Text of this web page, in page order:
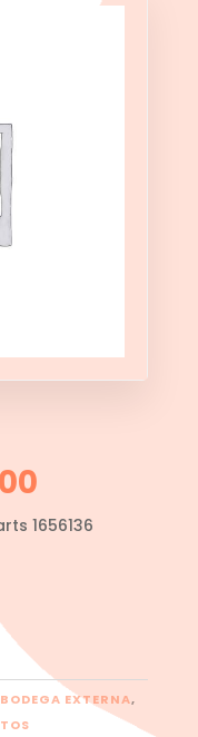
1656136
BODEGA EXTERNA,